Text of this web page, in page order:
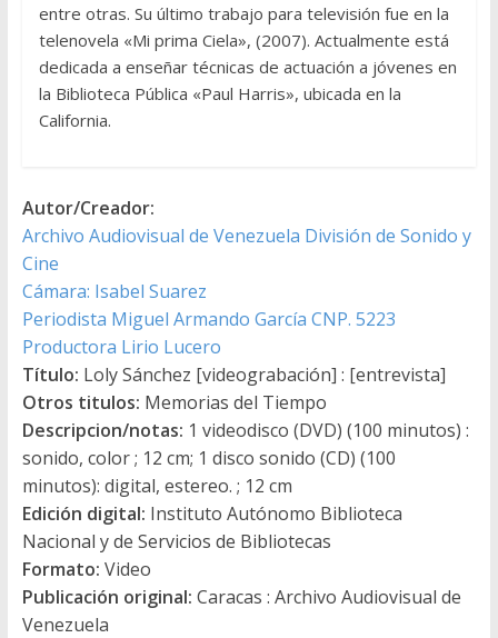
entre otras. Su último trabajo para televisión fue en la
telenovela «Mi prima Ciela», (2007). Actualmente está
dedicada a enseñar técnicas de actuación a jóvenes en
la Biblioteca Pública «Paul Harris», ubicada en la
California.
Autor/Creador:
Archivo Audiovisual de Venezuela División de Sonido y
Cine
Cámara: Isabel Suarez
Periodista Miguel Armando García CNP. 5223
Productora Lirio Lucero
Título: Loly Sánchez [videograbación] : [entrevista]
Otros titulos: Memorias del Tiempo
Descripcion/notas: 1 videodisco (DVD) (100 minutos) :
sonido, color ; 12 cm; 1 disco sonido (CD) (100
minutos): digital, estereo. ; 12 cm
Edición digital: Instituto Autónomo Biblioteca
Nacional y de Servicios de Bibliotecas
Formato: Video
Publicación original: Caracas : Archivo Audiovisual de
Venezuela